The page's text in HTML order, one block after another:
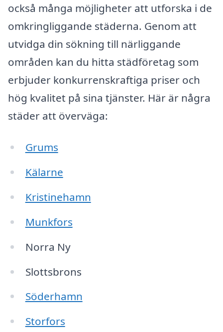
också många möjligheter att utforska i de
omkringliggande städerna. Genom att
utvidga din sökning till närliggande
områden kan du hitta städföretag som
erbjuder konkurrenskraftiga priser och
hög kvalitet på sina tjänster. Här är några
städer att överväga:
Grums
Kälarne
Kristinehamn
Munkfors
Norra Ny
Slottsbrons
Söderhamn
Storfors